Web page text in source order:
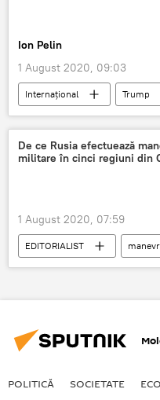
Ion Pelin
1 August 2020, 09:03
Internaţional Trump
De ce Rusia efectuează
militare în cinci regiuni din
1 August 2020, 07:59
EDITORIALIST
Caucaz
Rusia
POLITICĂ SOCIETATE